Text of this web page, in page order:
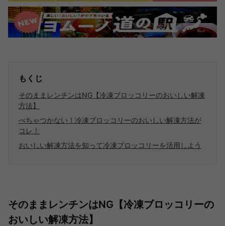
もくじ
そのままレンチンはNG【冷凍ブロッコリーのおいしい解凍
方法】
べちゃつかない！冷凍ブロッコリーのおいしい解凍方法が
コレ！
おいしい解凍方法を知って冷凍ブロッコリーを活用しよう
そのままレンチンはNG【冷凍ブロッコリーの
おいしい解凍方法】